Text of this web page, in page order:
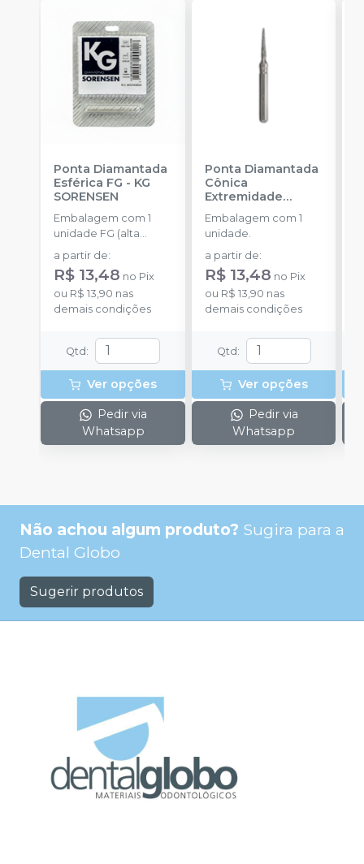
Ponta Diamantada
Esférica FG - KG
SORENSEN
Embalagem com 1
unidade FG (alta
rotação).
a partir de:
R$ 13,48 no Pix
ou R$ 13,90 nas
demais condições
Qtd:
Ver opções
Pedir via
Whatsapp
Ponta Diamantada
Cônica
Extremidade
Arredondada FG
KG SORENSEN
Embalagem com 1
unidade.
a partir de:
R$ 13,48 no Pix
ou R$ 13,90 nas
demais condições
Qtd:
Ver opções
Pedir via
Whatsapp
Não achou algum produto? Sugira para a
Dental Globo
Sugerir produtos